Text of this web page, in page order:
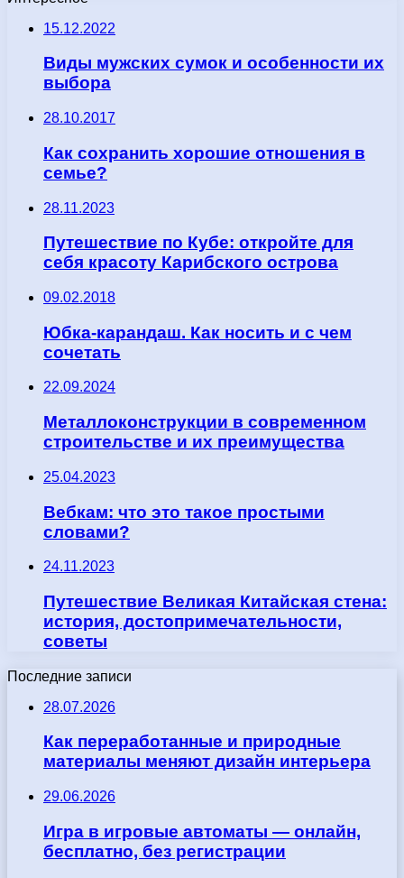
15.12.2022
Виды мужских сумок и особенности их
выбора
28.10.2017
Как сохранить хорошие отношения в
семье?
28.11.2023
Путешествие по Кубе: откройте для
себя красоту Карибского острова
09.02.2018
Юбка-карандаш. Как носить и с чем
сочетать
22.09.2024
Металлоконструкции в современном
строительстве и их преимущества
25.04.2023
Вебкам: что это такое простыми
словами?
24.11.2023
Путешествие Великая Китайская стена:
история, достопримечательности,
советы
Последние записи
28.07.2026
Как переработанные и природные
материалы меняют дизайн интерьера
29.06.2026
Игра в игровые автоматы — онлайн,
бесплатно, без регистрации